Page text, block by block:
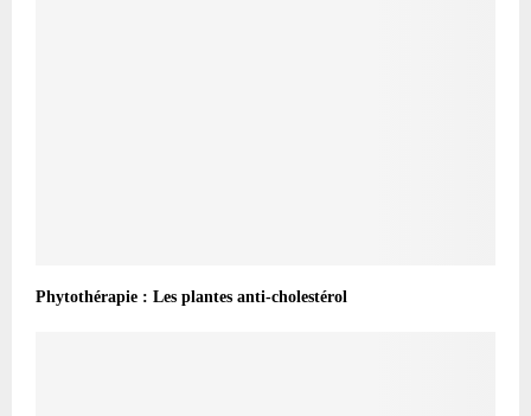
Phytothérapie : Les plantes anti-cholestérol